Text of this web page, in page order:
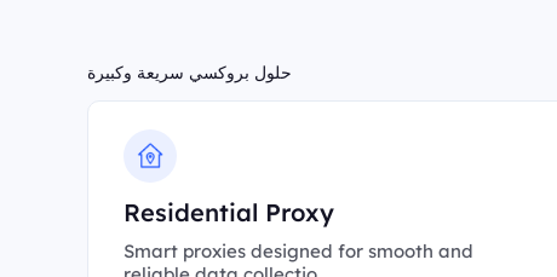
حلول بروكسي سريعة وكبيرة
Residential Proxy
Smart proxies designed for smooth and